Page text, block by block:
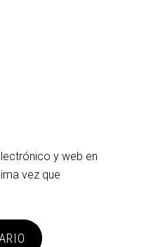
y web en
vez que